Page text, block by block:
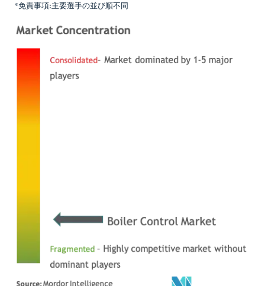
*免責事項:主要選手の並び順不同